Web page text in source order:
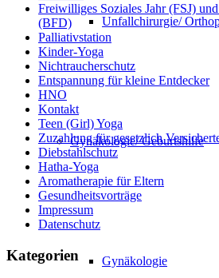
Unfallchirurgie/
Gynäkologie/ Geburtshilfe
Gynäkologie
Freiwilliges Soziales Jahr (FSJ)
(BFD)
Palliativstation
Kinder-Yoga
Nichtraucherschutz
Entspannung für kleine Entdecker
HNO
Kontakt
Teen (Girl) Yoga
Zuzahlung für gesetzlich
Diebstahlschutz
Hatha-Yoga
Aromatherapie für Eltern
Gesundheitsvorträge
Impressum
Datenschutz
Kategorien